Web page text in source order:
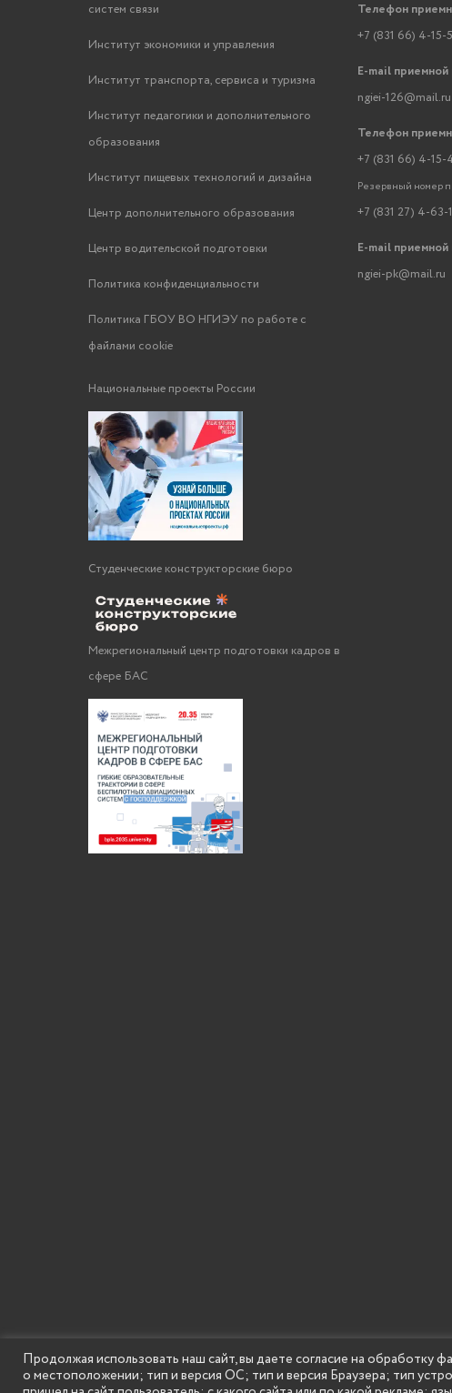
систем связи
Институт экономики и управления
Институт транспорта, сервиса и туризма
Институт педагогики и дополнительного
образования
Институт пищевых технологий и дизайна
Центр дополнительного образования
Центр водительской подготовки
Политика конфиденциальности
Политика ГБОУ ВО НГИЭУ по работе с
файлами cookie
Национальные проекты России
Студенческие конструкторские бюро
Межрегиональный центр подготовки кадров в
сфере БАС
Телефон
+7 (831 66) 4-15-
E-mail
ngiei-126@mail.ru
Телефон
+7 (831 66) 4-15-
Резервный номер
+7 (831 27) 4-63-
E-mail приемной
ngiei-pk@mail.ru
SECONDARY
© Государственное бюджетное образовательное
Продолжая использовать наш сайт, вы даете согласие на обработку
о местоположении; тип и версия ОС; тип и версия Браузера; тип